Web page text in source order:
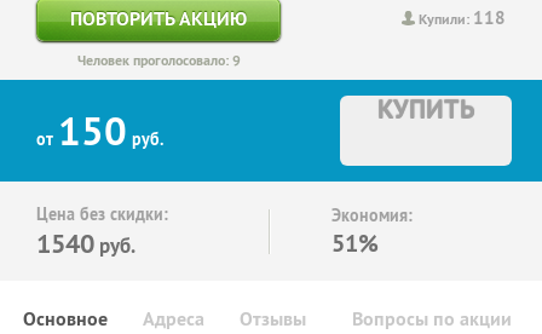
Купили: 118
ПОВТОРИТЬ АКЦИЮ
Человек проголосовало: 9
от 150 руб.
КУПИТЬ
Цена без скидки:
1540 руб.
Экономия:
51%
Основное Отзывы Вопросы по акции
Адреса